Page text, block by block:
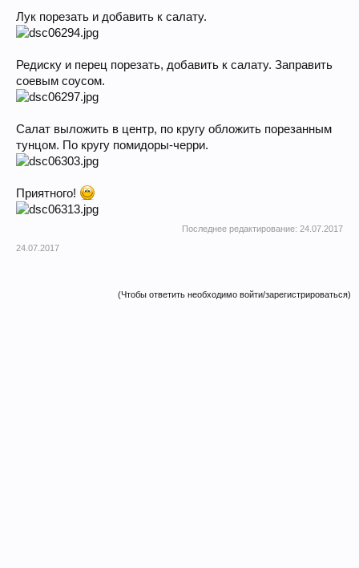
Лук порезать и добавить к салату.
Редиску и перец порезать, добавить к салату. Заправить
соевым соусом.
Салат выложить в центр, по кругу обложить порезанным
тунцом. По кругу помидоры-черри.
Приятного!
Последнее редактирование: 24.07.2017
24.07.2017
(Чтобы ответить необходимо войти/зарегистрироваться)